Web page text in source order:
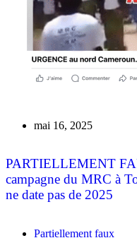
mai 16, 2025
PARTIELLEMENT
campagne du MRC à
ne date pas de 2025
Partiellement faux